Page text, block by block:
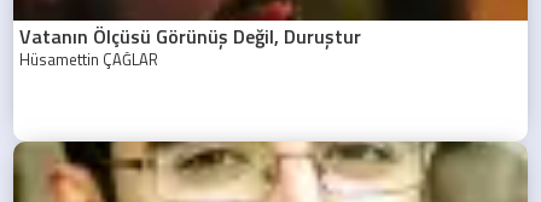
Vatanın Ölçüsü Görünüş Değil, Duruştur
Hüsamettin ÇAĞLAR